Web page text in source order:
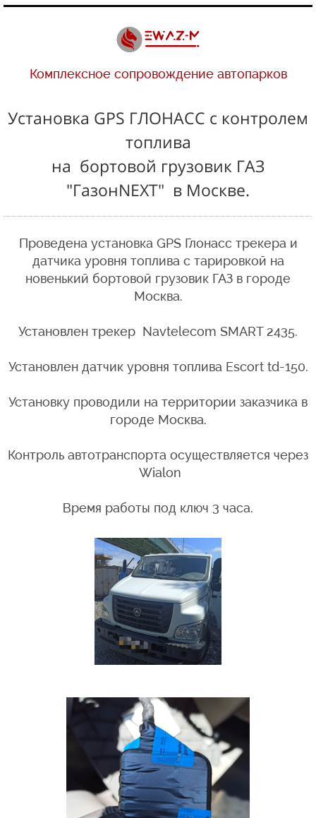
Комплексное сопровождение автопарков
Установка GPS ГЛОНАСС с контролем
топлива
на бортовой грузовик ГАЗ
"ГазонNEXT" в Москве.
Проведена установка GPS Глонасс трекера и
датчика уровня топлива с тарировкой на
новенький бортовой грузовик ГАЗ в городе
Москва.
Установлен трекер Navtelecom SMART 2435.
Установлен датчик уровня топлива Escort td-150.
Установку проводили на территории заказчика в
городе Москва.
Контроль автотранспорта осуществляется через
Wialon
Время работы под ключ 3 часа.